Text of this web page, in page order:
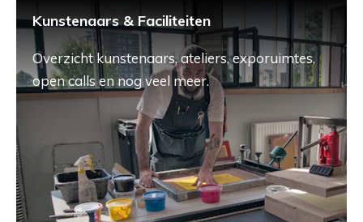
Kunstenaars & Faciliteiten
Overzicht kunstenaars, ateliers, exporuimtes,
open calls en nog veel meer.